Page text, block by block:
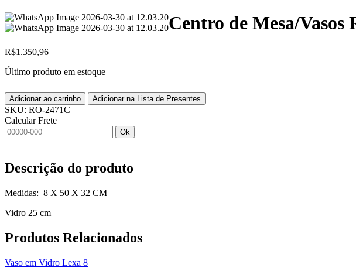
Centro de Mesa/
R$1.350,96
Último produto em estoque
Adicionar ao carrinho Adicionar na Lista de Presentes
SKU: RO-2471C
Calcular Frete
Ok
Descrição do produto
Medidas: 8 X 50 X 32 CM
Vidro 25 cm
Produtos Relacionados
Vaso em Vidro Lexa 8